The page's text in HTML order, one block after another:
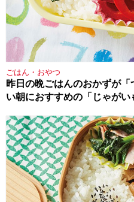
ごはん・おやつ
昨日の晩ごはんのおかずが
い朝におすすめの「じゃがい